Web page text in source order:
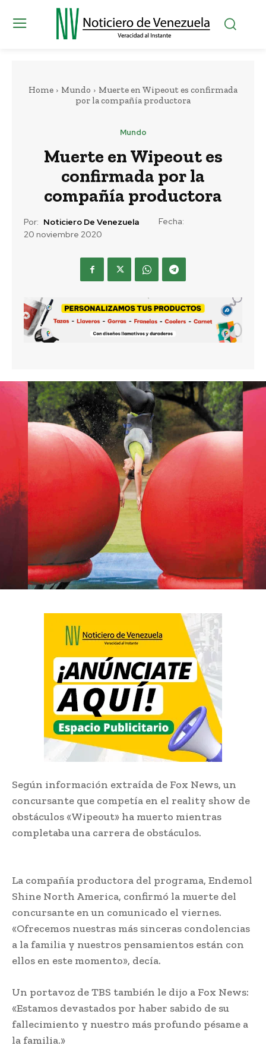
Home Mundo
Muerte en Wipeout es confirmada
por la compañía productora
Mundo
Muerte en Wipeout es
confirmada por la
compañía productora
Por: Noticiero De Venezuela
Fecha:
20 noviembre 2020
Según información extraída de Fox News, un
concursante que competía en el reality show de
obstáculos «Wipeout» ha muerto mientras
completaba una carrera de obstáculos.
La compañía productora del programa, Endemol
Shine North America, confirmó la muerte del
concursante en un comunicado el viernes.
«Ofrecemos nuestras más sinceras condolencias
a la familia y nuestros pensamientos están con
ellos en este momento», decía.
Un portavoz de TBS también le dijo a Fox News:
«Estamos devastados por haber sabido de su
fallecimiento y nuestro más profundo pésame a
la familia.»